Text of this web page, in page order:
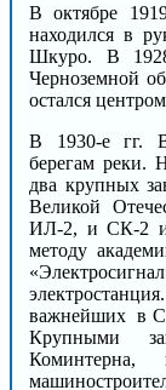
В октябре
находился в
Шкуро. В
Черноземной
остался
В 1930-е гг.
берегам реки.
два крупных
Великой
ИЛ-2, и СК-2
методу
важнейших в
Крупными